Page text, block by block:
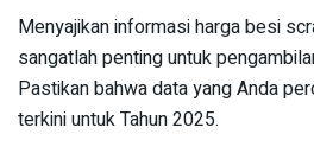
Menyajikan informasi harga besi
sangatlah penting untuk
Pastikan bahwa data yang Anda
terkini untuk Tahun 2025.